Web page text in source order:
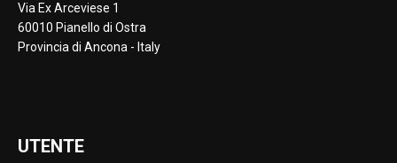
Via Ex Arceviese 1
60010 Pianello di Ostra
Provincia di Ancona - Italy
UTENTE